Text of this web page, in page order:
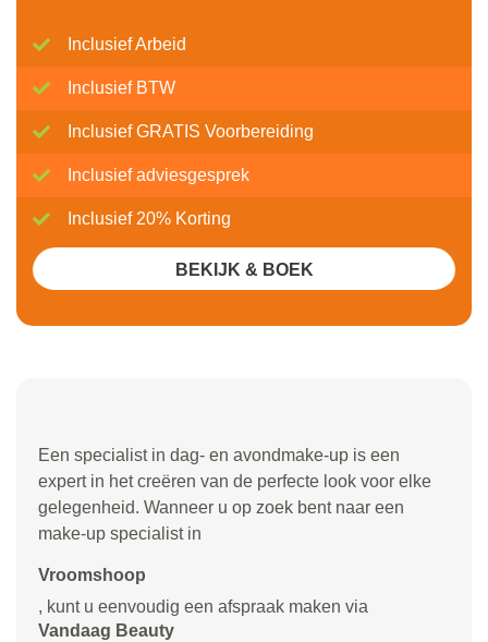
Een specialist in dag- en avondmake-up is een
expert in het creëren van de perfecte look voor elke
gelegenheid. Wanneer u op zoek bent naar een
make-up specialist in
Vroomshoop
, kunt u eenvoudig een afspraak maken via
Vandaag Beauty
Inclusief Arbeid
Inclusief BTW
Inclusief GRATIS Voorbereiding
Inclusief adviesgesprek
Inclusief 20% Korting
BEKIJK & BOEK